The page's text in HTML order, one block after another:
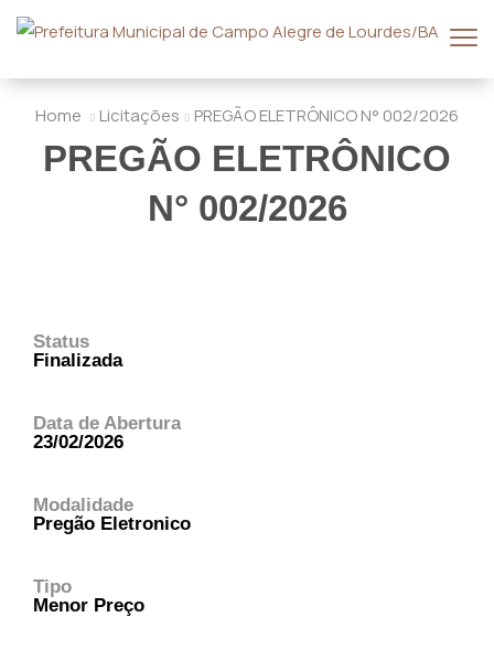
Home Licitações PREGÃO ELETRÔNICO N° 002/2026
PREGÃO ELETRÔNICO
N° 002/2026
Status
Finalizada
Data de Abertura
23/02/2026
Modalidade
Pregão Eletronico
Tipo
Menor Preço